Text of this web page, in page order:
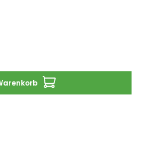
Gib den